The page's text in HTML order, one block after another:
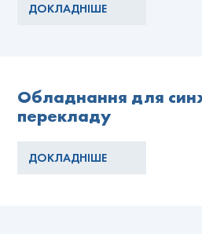
ДОКЛАДНІШЕ
Обладнання для
перекладу
ДОКЛАДНІШЕ